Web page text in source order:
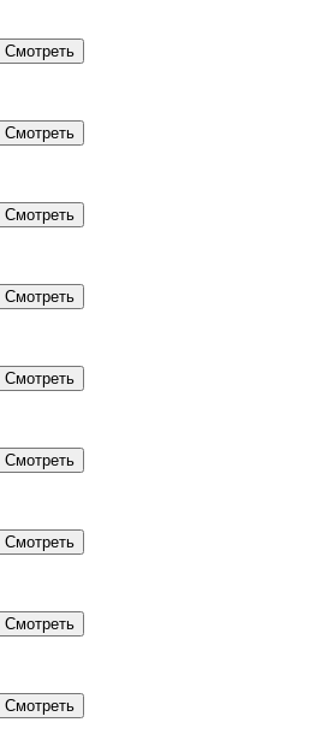
Смотреть
Смотреть
Смотреть
Смотреть
Смотреть
Смотреть
Смотреть
Смотреть
Смотреть